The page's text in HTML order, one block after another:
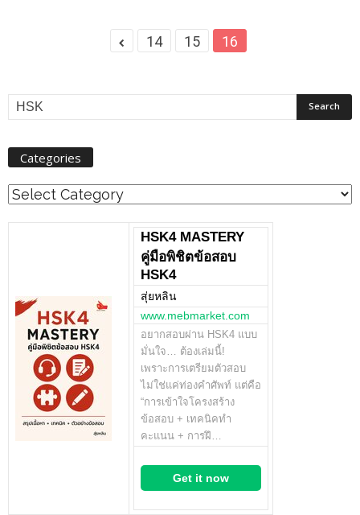
14 15 16
Categories
Categories
HSK4 MASTERY
คู่มือพิชิตข้อสอบ
HSK4
สุ่ยหลิน
www.mebmarket.com
อยากสอบผ่าน HSK4 แบบ
มั่นใจ… ต้องเล่มนี้!
เพราะการเตรียมตัวสอบ
ไม่ใช่แค่ท่องคำศัพท์ แต่คือ
“การเข้าใจโครงสร้าง
ข้อสอบ + เทคนิคทำ
คะแนน + การฝึ…
Get it now